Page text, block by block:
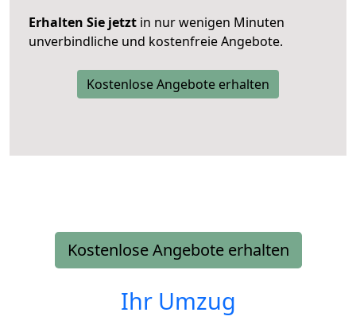
Erhalten Sie jetzt in nur wenigen Minuten
unverbindliche und kostenfreie Angebote.
Kostenlose Angebote erhalten
Kostenlose Angebote erhalten
Ihr Umzug